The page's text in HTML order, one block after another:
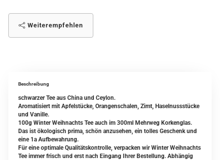
Weiterempfehlen
Beschreibung
schwarzer Tee aus China und Ceylon.
Aromatisiert mit Apfelstücke, Orangenschalen, Zimt, Haselnussstücke
und Vanille.
100g Winter Weihnachts Tee auch im 300ml Mehrweg Korkenglas.
Das ist ökologisch prima, schön anzusehen, ein tolles Geschenk und
eine 1a Aufbewahrung.
Für eine optimale Qualitätskontrolle, verpacken wir Winter Weihnachts
Tee immer frisch und erst nach Eingang Ihrer Bestellung. Abhängig